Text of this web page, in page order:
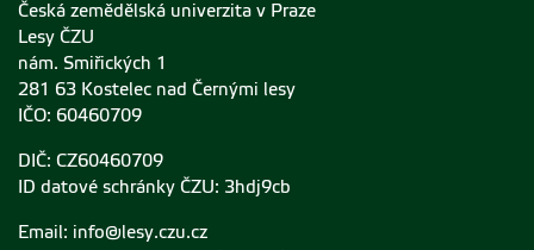
Česká zemědělská univerzita v Praze
Lesy ČZU
nám. Smiřických 1
281 63 Kostelec nad Černými lesy
IČO: 60460709
DIČ: CZ60460709
ID datové schránky ČZU: 3hdj9cb
Email: info@lesy.czu.cz